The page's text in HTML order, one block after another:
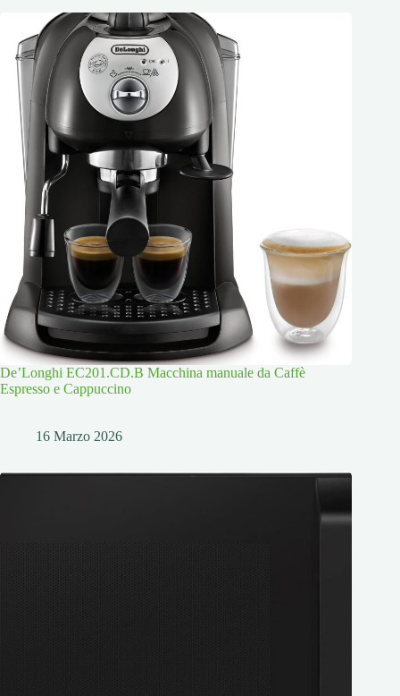
De’Longhi EC201.CD.B Macchina manuale da Caffè
Espresso e Cappuccino
16 Marzo 2026